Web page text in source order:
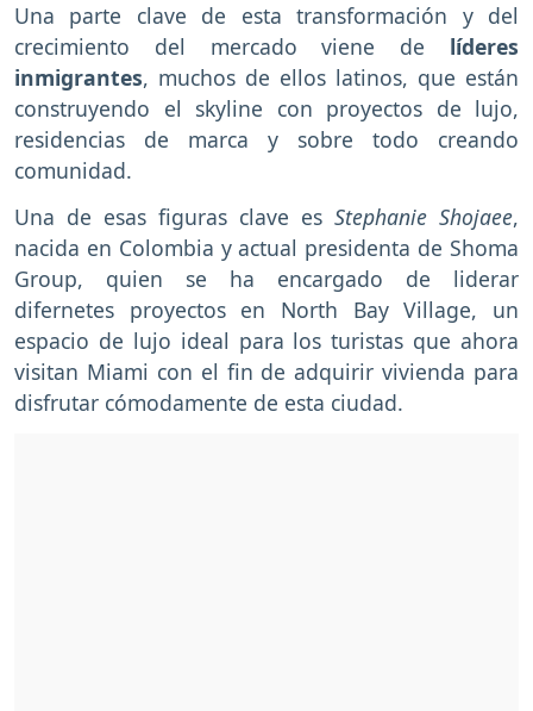
Una parte clave de esta transformación y del
crecimiento del mercado viene de líderes
inmigrantes, muchos de ellos latinos, que están
construyendo el skyline con proyectos de lujo,
residencias de marca y sobre todo creando
comunidad.
Una de esas figuras clave es Stephanie Shojaee,
nacida en Colombia y actual presidenta de Shoma
Group, quien se ha encargado de liderar
difernetes proyectos en North Bay Village, un
espacio de lujo ideal para los turistas que ahora
visitan Miami con el fin de adquirir vivienda para
disfrutar cómodamente de esta ciudad.